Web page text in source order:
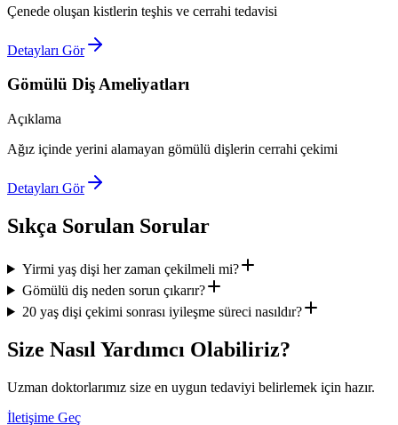
Çenede oluşan kistlerin teşhis ve cerrahi tedavisi
Detayları Gör
Gömülü Diş Ameliyatları
Açıklama
Ağız içinde yerini alamayan gömülü dişlerin cerrahi çekimi
Detayları Gör
Sıkça Sorulan Sorular
Yirmi yaş dişi her zaman çekilmeli mi?
Gömülü diş neden sorun çıkarır?
20 yaş dişi çekimi sonrası iyileşme süreci nasıldır?
Size Nasıl Yardımcı Olabiliriz?
Uzman doktorlarımız size en uygun tedaviyi belirlemek için hazır.
İletişime Geç